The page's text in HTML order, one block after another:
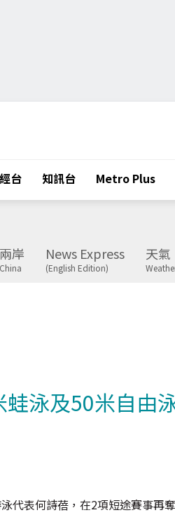
台 知訊台 Metro Plus
兩岸
China
News Express
(English Edition)
天氣
泳及50米自由
代表何詩蓓，在2項短途賽事再